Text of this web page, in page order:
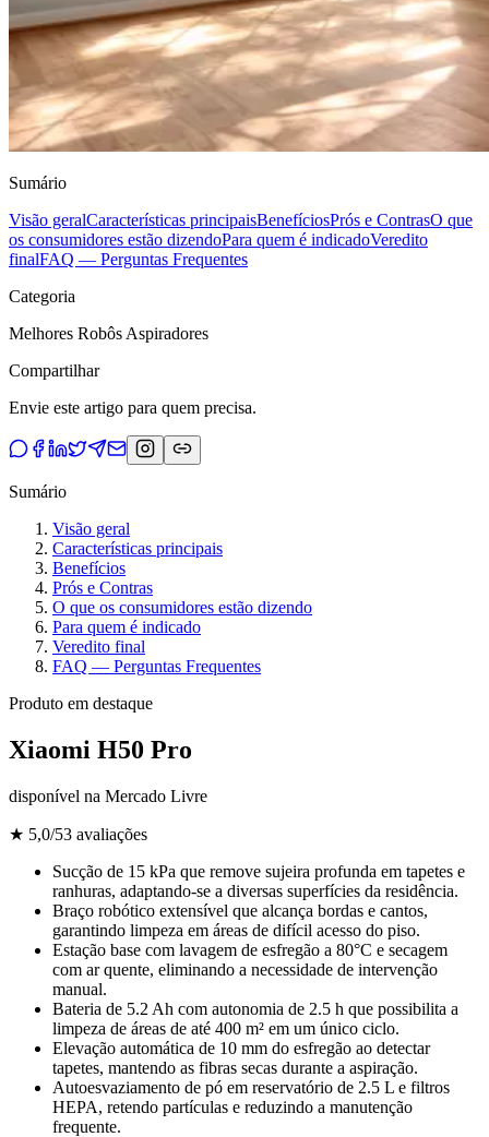
Sumário
Visão geralCaracterísticas principaisBenefíciosPrós e ContrasO que
os consumidores estão dizendoPara quem é indicadoVeredito
finalFAQ — Perguntas Frequentes
Categoria
Melhores Robôs Aspiradores
Compartilhar
Envie este artigo para quem precisa.
Sumário
Visão geral
Características principais
Benefícios
Prós e Contras
O que os consumidores estão dizendo
Para quem é indicado
Veredito final
FAQ — Perguntas Frequentes
Produto em destaque
Xiaomi H50 Pro
disponível na Mercado Livre
★ 5,0/53 avaliações
Sucção de 15 kPa que remove sujeira profunda em tapetes e
ranhuras, adaptando-se a diversas superfícies da residência.
Braço robótico extensível que alcança bordas e cantos,
garantindo limpeza em áreas de difícil acesso do piso.
Estação base com lavagem de esfregão a 80°C e secagem
com ar quente, eliminando a necessidade de intervenção
manual.
Bateria de 5.2 Ah com autonomia de 2.5 h que possibilita a
limpeza de áreas de até 400 m² em um único ciclo.
Elevação automática de 10 mm do esfregão ao detectar
tapetes, mantendo as fibras secas durante a aspiração.
Autoesvaziamento de pó em reservatório de 2.5 L e filtros
HEPA, retendo partículas e reduzindo a manutenção
frequente.